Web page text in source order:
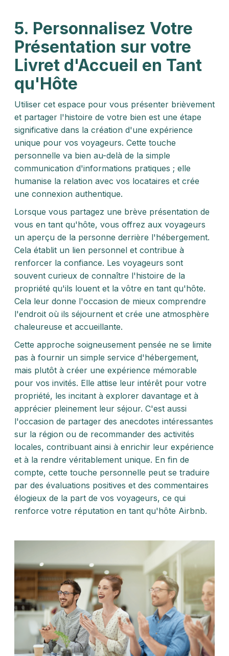
5. Personnalisez Votre
Présentation sur votre
Livret d'Accueil en Tant
qu'Hôte
Utiliser cet espace pour vous présenter brièvement
et partager l'histoire de votre bien est une étape
significative dans la création d'une expérience
unique pour vos voyageurs. Cette touche
personnelle va bien au-delà de la simple
communication d'informations pratiques ; elle
humanise la relation avec vos locataires et crée
une connexion authentique.
Lorsque vous partagez une brève présentation de
vous en tant qu'hôte, vous offrez aux voyageurs
un aperçu de la personne derrière l'hébergement.
Cela établit un lien personnel et contribue à
renforcer la confiance. Les voyageurs sont
souvent curieux de connaître l'histoire de la
propriété qu'ils louent et la vôtre en tant qu'hôte.
Cela leur donne l'occasion de mieux comprendre
l'endroit où ils séjournent et crée une atmosphère
chaleureuse et accueillante.
Cette approche soigneusement pensée ne se limite
pas à fournir un simple service d'hébergement,
mais plutôt à créer une expérience mémorable
pour vos invités. Elle attise leur intérêt pour votre
propriété, les incitant à explorer davantage et à
apprécier pleinement leur séjour. C'est aussi
l'occasion de partager des anecdotes intéressantes
sur la région ou de recommander des activités
locales, contribuant ainsi à enrichir leur expérience
et à la rendre véritablement unique. En fin de
compte, cette touche personnelle peut se traduire
par des évaluations positives et des commentaires
élogieux de la part de vos voyageurs, ce qui
renforce votre réputation en tant qu'hôte Airbnb.